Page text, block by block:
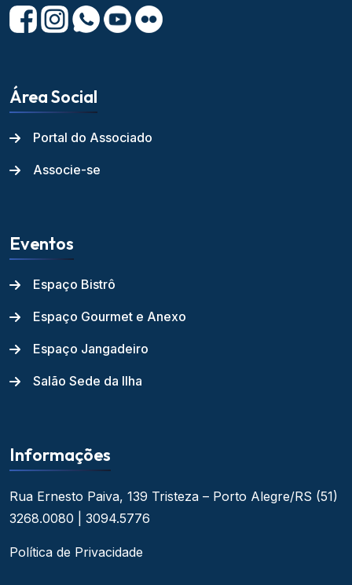
Área Social
Portal do Associado
Associe-se
Eventos
Espaço Bistrô
Espaço Gourmet e Anexo
Espaço Jangadeiro
Salão Sede da Ilha
Informações
Rua Ernesto Paiva, 139 Tristeza – Porto Alegre/RS (51)
3268.0080 | 3094.5776
Política de Privacidade